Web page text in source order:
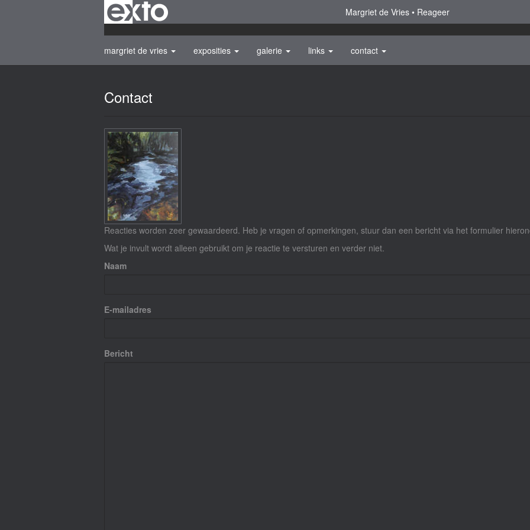
Margriet de Vries Reageer
margriet de vries exposities galerie links contact
Contact
Reacties worden zeer gewaardeerd. Heb je vragen of opmerkingen, stuur dan een bericht via het formulier
Wat je invult wordt alleen gebruikt om je reactie te versturen en verder niet.
Naam
E-mailadres
Bericht